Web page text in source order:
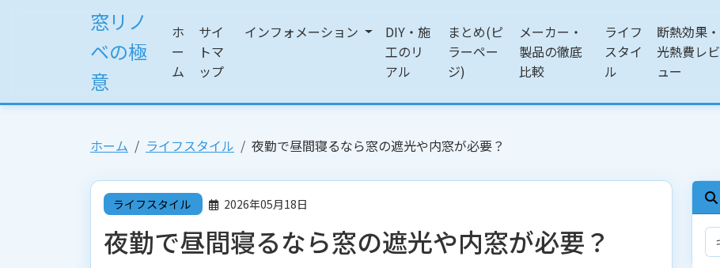
窓リノ
ベの極
意
ホ
ー
ム
サイ
トマ
ップ
インフォメーション
DIY・施
工のリ
アル
まとめ(ピ
ラーペー
ジ)
メーカー・
製品の徹底
比較
ライフ
スタイ
ル
断熱効果・
光熱費レビ
ュー
ホーム ライフスタイル 夜勤で昼間寝るなら窓の遮光や内窓が必要？
ライフスタイル 2026年05月18日
夜勤で昼間寝るなら窓の遮光や内窓が必要？